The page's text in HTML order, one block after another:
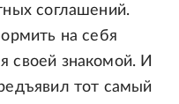
соглашений.
на себя
своей знакомой. И
тот самый